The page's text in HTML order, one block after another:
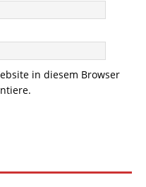
in diesem Browser